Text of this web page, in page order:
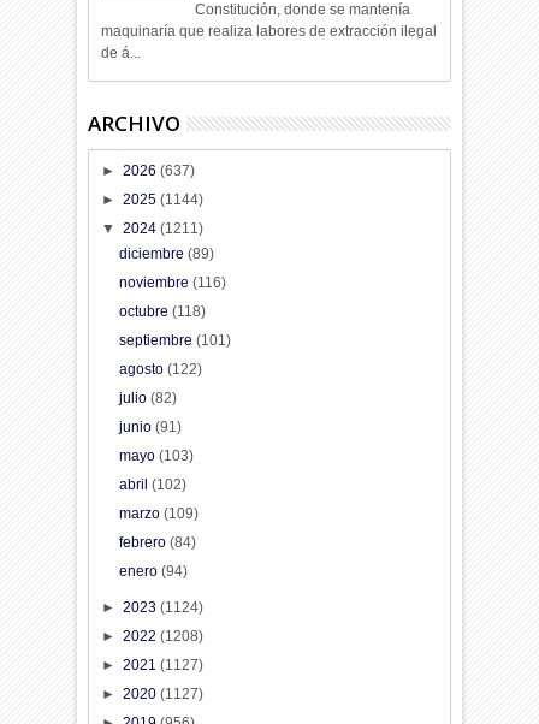
Constitución, donde se mantenía
maquinaría que realiza labores de extracción ilegal
de á...
ARCHIVO
►2026(637)
►2025(1144)
▼2024(1211)
diciembre (89)
noviembre (116)
octubre (118)
septiembre (101)
agosto (122)
julio (82)
junio (91)
mayo (103)
abril (102)
marzo (109)
febrero (84)
enero (94)
►2023(1124)
►2022(1208)
►2021(1127)
►2020(1127)